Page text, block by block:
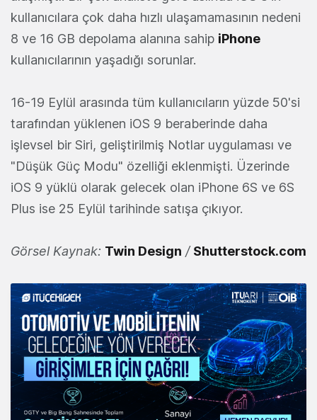
kullanıcılara çok daha hızlı ulaşamamasının nedeni
8 ve 16 GB depolama alanına sahip iPhone
kullanıcılarının yaşadığı sorunlar.
16-19 Eylül arasında tüm kullanıcıların yüzde 50'si
tarafından yüklenen iOS 9 beraberinde daha
işlevsel bir Siri, geliştirilmiş Notlar uygulaması ve
"Düşük Güç Modu" özelliği eklenmişti. Üzerinde
iOS 9 yüklü olarak gelecek olan iPhone 6S ve 6S
Plus ise 25 Eylül tarihinde satışa çıkıyor.
Görsel Kaynak: Twin Design /Shutterstock.com